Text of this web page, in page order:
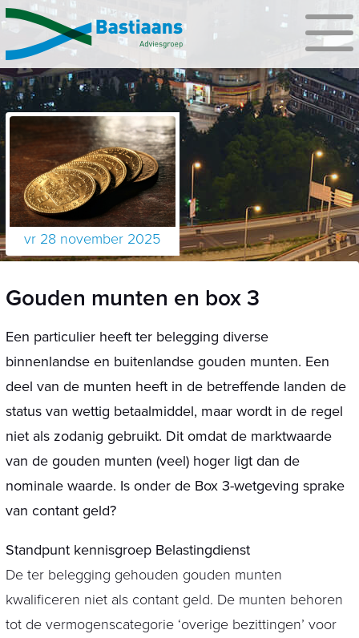
vr 28 november 2025
Gouden munten en box 3
Een particulier heeft ter belegging diverse
binnenlandse en buitenlandse gouden munten. Een
deel van de munten heeft in de betreffende landen de
status van wettig betaalmiddel, maar wordt in de regel
niet als zodanig gebruikt. Dit omdat de marktwaarde
van de gouden munten (veel) hoger ligt dan de
nominale waarde. Is onder de Box 3-wetgeving sprake
van contant geld?
Standpunt kennisgroep Belastingdienst
De ter belegging gehouden gouden munten
kwalificeren niet als contant geld. De munten behoren
tot de vermogenscategorie ‘overige bezittingen’ voor